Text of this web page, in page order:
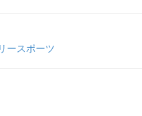
ースポーツ